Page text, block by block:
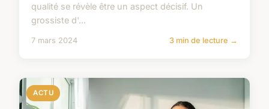
qualité se révèle être un aspect décisif. Un
grossiste d'...
7 mars 2024 3 min de lecture →
ACTU